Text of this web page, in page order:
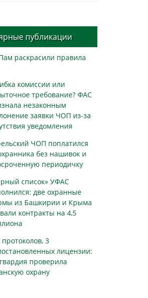
публикации
раскрасили правила
комиссии или
требование? ФАС
незаконным
заявки ЧОП из-за
уведомления
ЧОП поплатился
без нашивок и
периодичку
список» УФАС
две охранные
из Башкирии и Крыма
контракты на 4,5
протоколов, 3
лицензии:
проверила
охрану